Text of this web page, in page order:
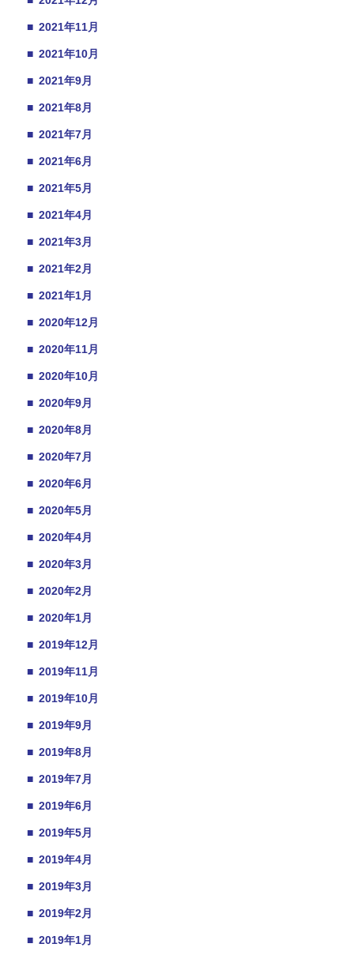
■ 2021年11月
■ 2021年10月
■ 2021年9月
■ 2021年8月
■ 2021年7月
■ 2021年6月
■ 2021年5月
■ 2021年4月
■ 2021年3月
■ 2021年2月
■ 2021年1月
■ 2020年12月
■ 2020年11月
■ 2020年10月
■ 2020年9月
■ 2020年8月
■ 2020年7月
■ 2020年6月
■ 2020年5月
■ 2020年4月
■ 2020年3月
■ 2020年2月
■ 2020年1月
■ 2019年12月
■ 2019年11月
■ 2019年10月
■ 2019年9月
■ 2019年8月
■ 2019年7月
■ 2019年6月
■ 2019年5月
■ 2019年4月
■ 2019年3月
■ 2019年2月
■ 2019年1月